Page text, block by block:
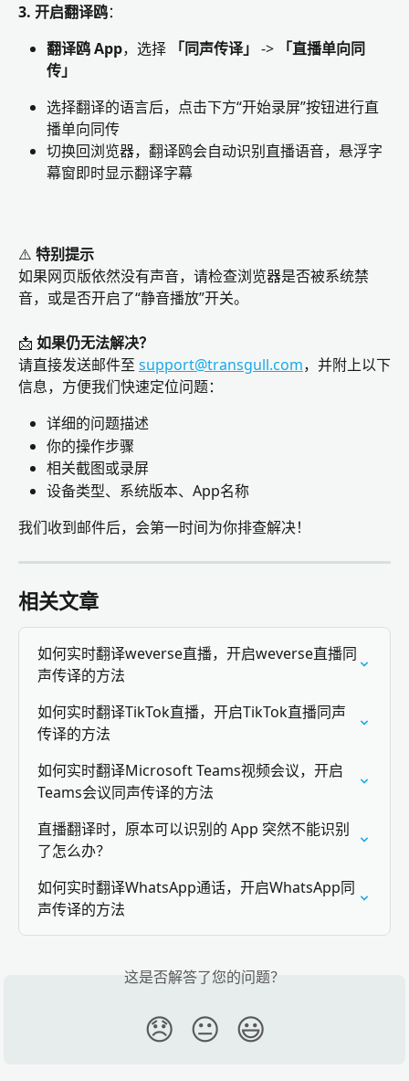
3. 开启翻译鸥：
翻译鸥 App，选择 「同声传译」 ->
「直播单向同
传」
选择翻译的语言后，点击下方“开始录屏”按钮进行直
播单向同传
切换回浏览器，翻译鸥会自动识别直播语音，悬浮字
幕窗即时显示翻译字幕
⚠️ 特别提示
如果网页版依然没有声音，请检查浏览器是否被系统禁
音，或是否开启了“静音播放”开关。
📩 如果仍无法解决？
请直接发送邮件至 support@transgull.com，并附上以下
信息，方便我们快速定位问题：
详细的问题描述
你的操作步骤
相关截图或录屏
设备类型、系统版本、App名称
我们收到邮件后，会第一时间为你排查解决！
相关文章
如何实时翻译weverse直播，开启weverse直播同
声传译的方法
如何实时翻译TikTok直播，开启TikTok直播同声
传译的方法
如何实时翻译Microsoft Teams视频会议，开启
Teams会议同声传译的方法
直播翻译时，原本可以识别的 App 突然不能识别
了怎么办？
如何实时翻译WhatsApp通话，开启WhatsApp同
声传译的方法
这是否解答了您的问题？
😞 😐 😃